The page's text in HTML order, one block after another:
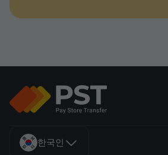
한국인